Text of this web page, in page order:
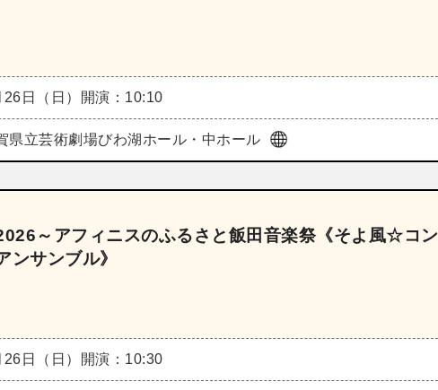
日（日） 開演：10:10
県立芸術劇場びわ湖ホール・中ホール
～アフィニスのふるさと飯田音楽祭《そよ風☆コン
サンブル》
日（日） 開演：10:30